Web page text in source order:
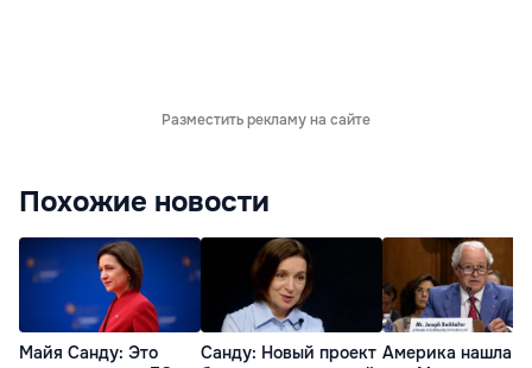
Разместить рекламу на сайте
Похожие новости
Майя Санду: Это
Санду: Новый проект Америка нашла